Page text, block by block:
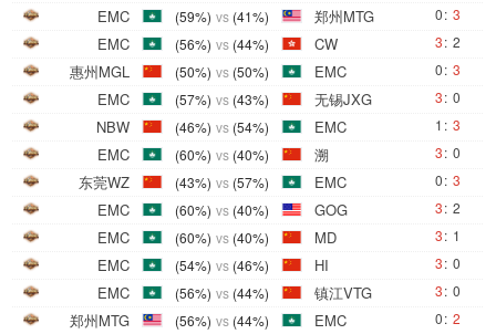
EMC (59%) vs (41%) 郑州MTG 0: 3
EMC (56%) vs (44%) CW 3: 2
惠州MGL (50%) vs (50%) EMC 0: 3
EMC (57%) vs (43%) 无锡JXG 3: 0
NBW (46%) vs (54%) EMC 1 : 3
EMC (60%) vs (40%) 溯 3: 0
东莞WZ (43%) vs (57%) EMC 0: 3
EMC (60%) vs (40%) GOG 3: 2
EMC (60%) vs (40%) MD 3: 1
EMC (54%) vs (46%) HI 3: 0
EMC (56%) vs (44%) 镇江VTG 3: 0
郑州MTG (56%) vs (44%) EMC 0: 2